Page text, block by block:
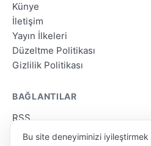
Künye
İletişim
Yayın İlkeleri
Düzeltme Politikası
Gizlilik Politikası
BAĞLANTILAR
RSS
Site Haritası
Bu site deneyiminizi iyileştirmek